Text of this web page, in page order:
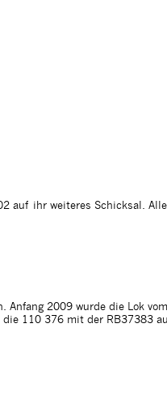
auf ihr weiteres Schicksal. Alle
Anfang 2009 wurde die Lok vom
die 110 376 mit der RB37383